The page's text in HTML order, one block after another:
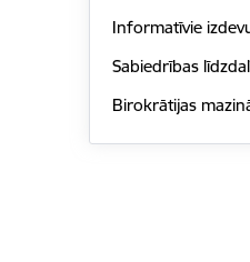
Informatīvie
Sabiedrības
Birokrātijas